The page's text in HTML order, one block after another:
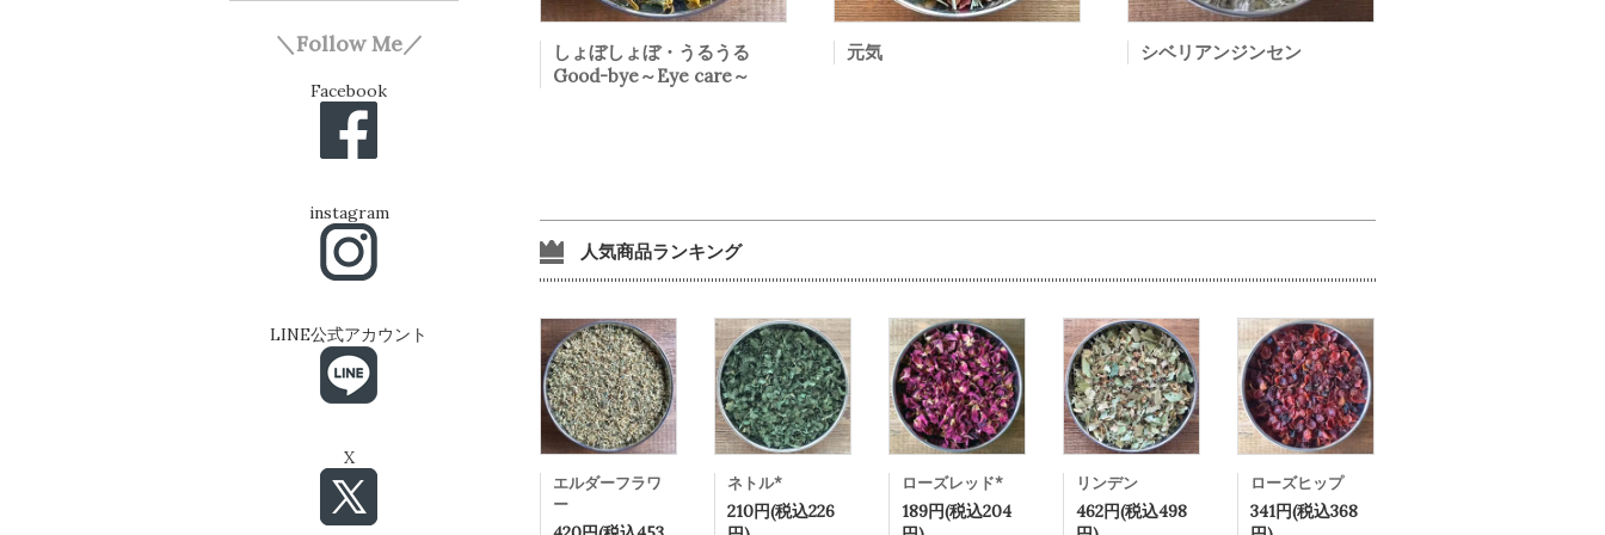
しょぼしょぼ・うるうる
Good-bye～Eye care～
元気 シベリアンジンセン
人気商品ランキング
エルダーフラワ
ー
ネトル*
210円(税込226
ローズレッド*
189円(税込204
リンデン
462円(税込498
ローズヒップ
341円(税込368
＼Follow Me／
Facebook
instagram
LINE公式アカウント
X